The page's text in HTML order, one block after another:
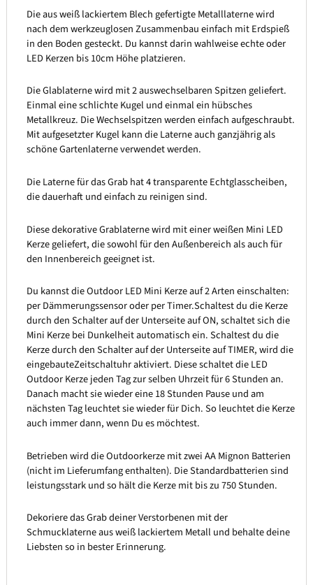
Die aus weiß lackiertem Blech gefertigte Metalllaterne wird
nach dem werkzeuglosen Zusammenbau einfach mit Erdspieß
in den Boden gesteckt. Du kannst darin wahlweise echte oder
LED Kerzen bis 10cm Höhe platzieren.
Die Glablaterne wird mit 2 auswechselbaren Spitzen geliefert.
Einmal eine schlichte Kugel und einmal ein hübsches
Metallkreuz. Die Wechselspitzen werden einfach aufgeschraubt.
Mit aufgesetzter Kugel kann die Laterne auch ganzjährig als
schöne Gartenlaterne verwendet werden.
Die Laterne für das Grab hat 4 transparente Echtglasscheiben,
die dauerhaft und einfach zu reinigen sind.
Diese dekorative Grablaterne wird mit einer weißen Mini LED
Kerze geliefert, die sowohl für den Außenbereich als auch für
den Innenbereich geeignet ist.
Du kannst die Outdoor LED Mini Kerze auf 2 Arten einschalten:
per Dämmerungssensor oder per Timer.Schaltest du die Kerze
durch den Schalter auf der Unterseite auf ON, schaltet sich die
Mini Kerze bei Dunkelheit automatisch ein. Schaltest du die
Kerze durch den Schalter auf der Unterseite auf TIMER, wird die
eingebauteZeitschaltuhr aktiviert. Diese schaltet die LED
Outdoor Kerze jeden Tag zur selben Uhrzeit für 6 Stunden an.
Danach macht sie wieder eine 18 Stunden Pause und am
nächsten Tag leuchtet sie wieder für Dich. So leuchtet die Kerze
auch immer dann, wenn Du es möchtest.
Betrieben wird die Outdoorkerze mit zwei AA Mignon Batterien
(nicht im Lieferumfang enthalten). Die Standardbatterien sind
leistungsstark und so hält die Kerze mit bis zu 750 Stunden.
Dekoriere das Grab deiner Verstorbenen mit der
Schmucklaterne aus weiß lackiertem Metall und behalte deine
Liebsten so in bester Erinnerung.